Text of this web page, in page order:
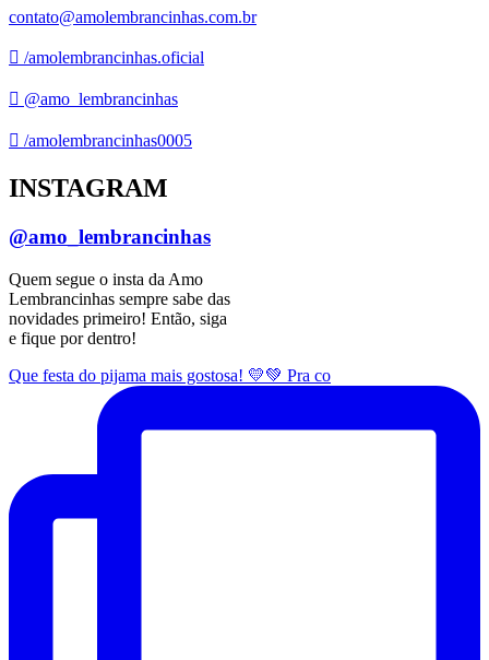
contato@amolembrancinhas.com.br
/amolembrancinhas.oficial
@amo_lembrancinhas
/amolembrancinhas0005
INSTAGRAM
@amo_lembrancinhas
Quem segue o insta da Amo
Lembrancinhas sempre sabe das
novidades primeiro! Então, siga
e fique por dentro!
Que festa do pijama mais gostosa! 💛💚 Pra co